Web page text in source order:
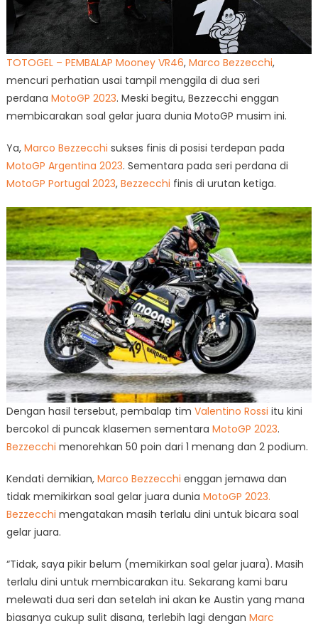
TOTOGEL – PEMBALAP Mooney VR46, Marco Bezzecchi,
mencuri perhatian usai tampil menggila di dua seri
perdana MotoGP 2023. Meski begitu, Bezzecchi enggan
membicarakan soal gelar juara dunia MotoGP musim ini.
Ya, Marco Bezzecchi sukses finis di posisi terdepan pada
MotoGP Argentina 2023. Sementara pada seri perdana di
MotoGP Portugal 2023, Bezzecchi finis di urutan ketiga.
Dengan hasil tersebut, pembalap tim Valentino Rossi itu kini
bercokol di puncak klasemen sementara MotoGP 2023.
Bezzecchi menorehkan 50 poin dari 1 menang dan 2 podium.
Kendati demikian, Marco Bezzecchi enggan jemawa dan
tidak memikirkan soal gelar juara dunia MotoGP 2023.
Bezzecchi mengatakan masih terlalu dini untuk bicara soal
gelar juara.
“Tidak, saya pikir belum (memikirkan soal gelar juara). Masih
terlalu dini untuk membicarakan itu. Sekarang kami baru
melewati dua seri dan setelah ini akan ke Austin yang mana
biasanya cukup sulit disana, terlebih lagi dengan Marc